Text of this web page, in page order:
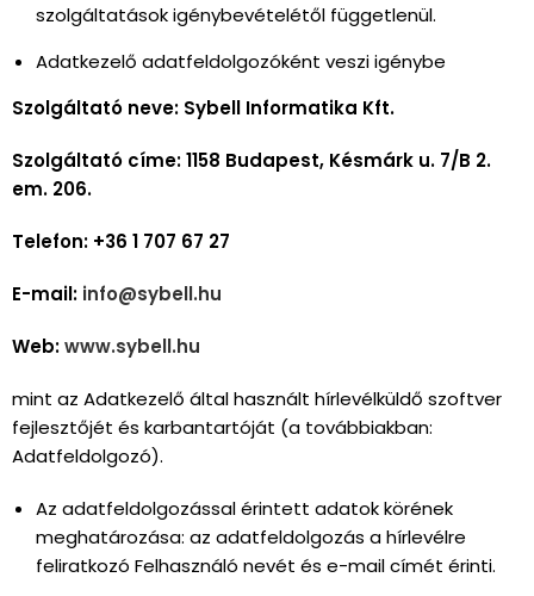
szolgáltatások igénybevételétől függetlenül.
Adatkezelő adatfeldolgozóként veszi igénybe
Szolgáltató neve: Sybell Informatika Kft.
Szolgáltató címe: 1158 Budapest, Késmárk u. 7/B 2.
em. 206.
Telefon: +36 1 707 67 27
E-mail: info@sybell.hu
Web:www.sybell.hu
mint az Adatkezelő által használt hírlevélküldő szoftver
fejlesztőjét és karbantartóját (a továbbiakban:
Adatfeldolgozó).
Az adatfeldolgozással érintett adatok körének
meghatározása: az adatfeldolgozás a hírlevélre
feliratkozó Felhasználó nevét és e-mail címét érinti.